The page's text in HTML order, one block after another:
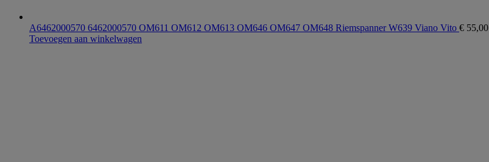
A6462000570 6462000570 OM611 OM612 OM613 OM646 OM647 OM648 Riemspanner W639 Viano Vito € 55,00
Toevoegen aan winkelwagen